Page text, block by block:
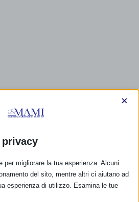
GLI EVENTI
privacy
×
migliorare la tua esperienza. Alcuni
del sito, mentre altri ci aiutano ad
esperienza di utilizzo. Esamina le tue